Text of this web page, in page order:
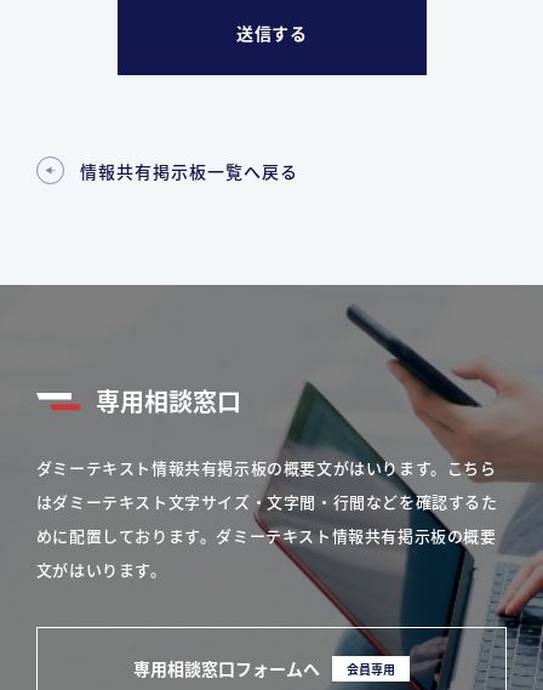
情報共有掲示板一覧へ戻る
専用相談窓口
ダミーテキスト情報共有掲示板の概要文がはいります。こちら
はダミーテキスト文字サイズ・文字間・行間などを確認するた
めに配置しております。ダミーテキスト情報共有掲示板の概要
文がはいります。
専用相談窓口フォームへ 会員専用